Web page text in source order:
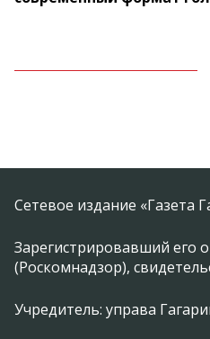
Сетевое издание «Газета
Зарегистрировавший его
(Роскомнадзор),
Учредитель: управа